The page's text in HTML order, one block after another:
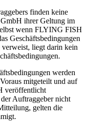
finden keine
ihrer Geltung im
wenn FLYING FISH
Geschäftsbedingungen
verweist, liegt darin kein
werden
mitgeteilt und auf
veröffentlicht
Auftraggeber nicht
gelten die